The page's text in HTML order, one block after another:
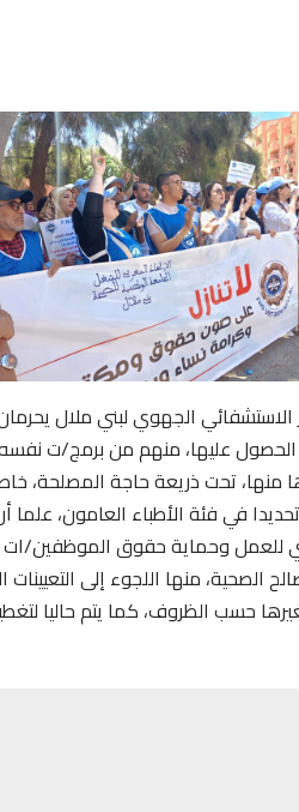
الاستشفائي الجهوي لبني ملال
الحصول عليها، منهم من برمج/ت
منها، تحت ذريعة حاجة
في فئة الأطباء العامون،
للعمل وحماية حقوق الموظفين/ات
منها اللجوء إلى التعيينات
حسب الظروف، كما يتم حاليا